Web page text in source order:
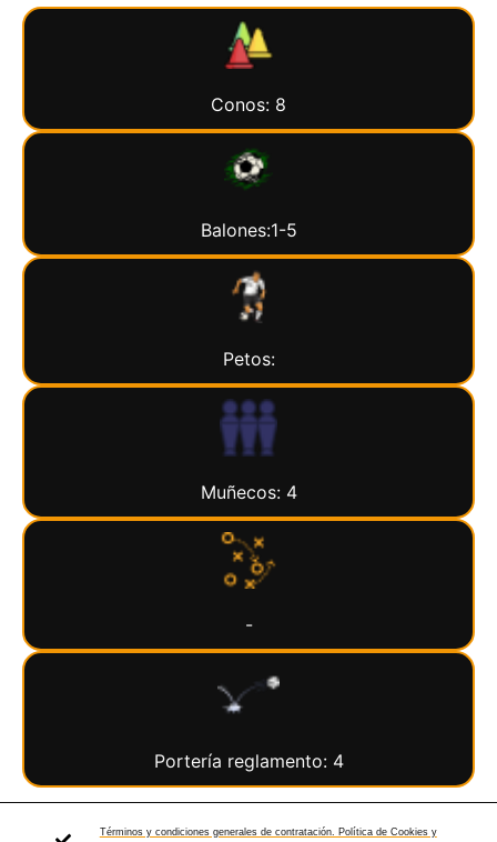
Conos: 8
Balones:1-5
Petos:
Muñecos: 4
-
Portería reglamento: 4
Términos y condiciones generales de contratación. Política de Cookies y